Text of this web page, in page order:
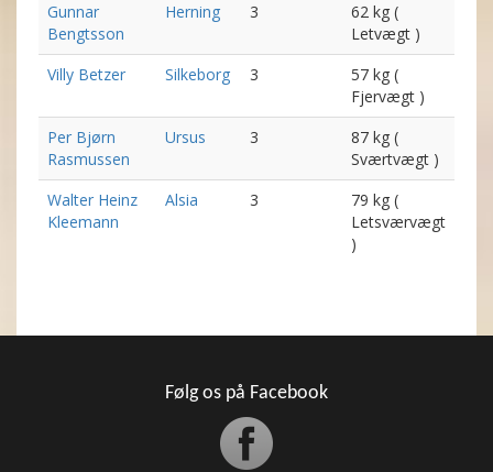
Gunnar
Bengtsson
Herning 3
62 kg (
Letvægt )
Villy Betzer
Silkeborg 3
57 kg (
Fjervægt )
Per Bjørn
Rasmussen
Ursus 3
87 kg (
Sværtvægt )
Walter Heinz
Kleemann
Alsia 3
79 kg (
Letsværvægt
)
Følg os på Facebook